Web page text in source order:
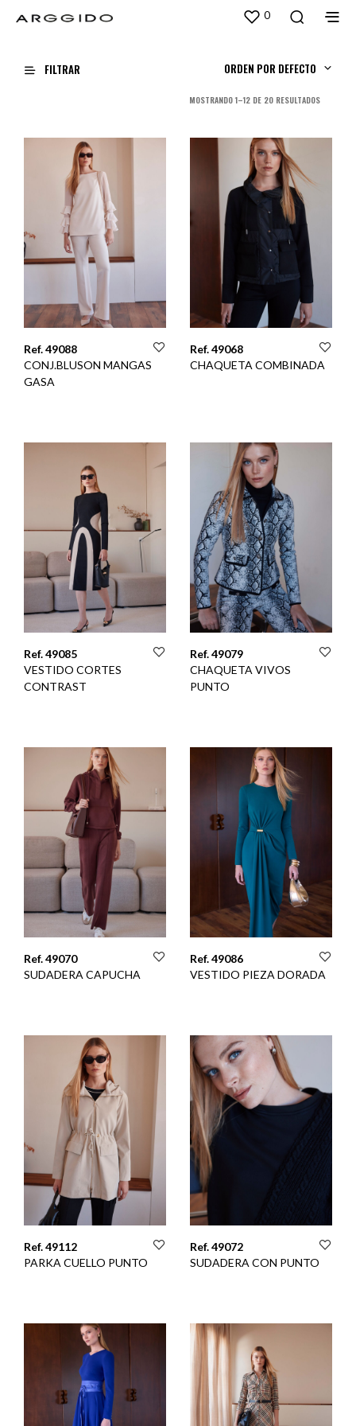
0
FILTRAR ORDEN POR DEFECTO
MOSTRANDO 1–12 DE 20 RESULTADOSORDENADO
LOS
Ref. 49088
CONJ.BLUSON MANGAS
GASA
Ref. 49068
CHAQUETA COMBINADA
Ref. 49085
VESTIDO CORTES
CONTRAST
Ref. 49079
CHAQUETA VIVOS
PUNTO
Ref. 49070
SUDADERA CAPUCHA
Ref. 49086
VESTIDO PIEZA DORADA
Ref. 49112
PARKA CUELLO PUNTO
Ref. 49072
SUDADERA CON PUNTO